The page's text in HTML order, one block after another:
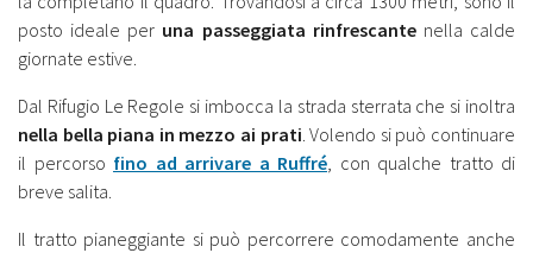
posto ideale per una passeggiata rinfrescantenella calde
giornate estive.
Dal Rifugio Le Regole si imbocca la strada sterrata che si inoltra
nella bella piana in mezzo ai prati. Volendo si può continuare
il percorso fino ad arrivare a Ruffré, con qualche tratto di
breve salita.
Il tratto pianeggiante si può percorrere comodamente anche